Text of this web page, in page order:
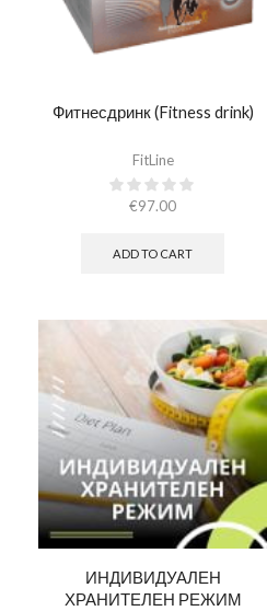
Фитнесдринк (Fitness drink)
FitLine
€97.00
ADD TO CART
ИНДИВИДУАЛЕН
ХРАНИТЕЛЕН РЕЖИМ